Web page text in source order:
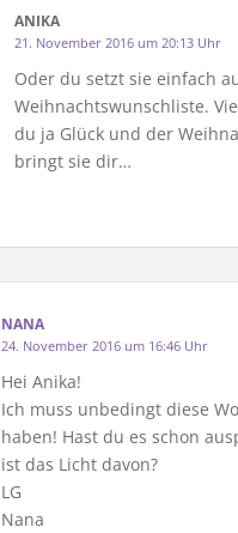
ANIKA
21. November 2016 um 20:13 Uhr
Oder du setzt sie einfach
Weihnachtswunschliste.
du ja Glück und der
bringt sie dir…
NANA
24. November 2016 um 16:46 Uhr
Hei Anika!
Ich muss unbedingt diese
haben! Hast du es schon
ist das Licht davon?
LG
Nana